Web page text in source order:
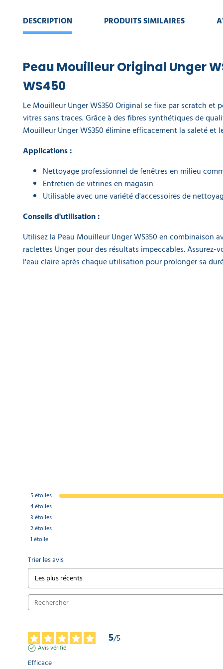
vitre
microfibre
MicroWipe
a partir de
5,42 €
Nettoyant
vitre
Unger 1 L
l'unité
Nettoyant
vitre
concentré
Unger 5 L
l'unité
DESCRIPTION PRODUITS SIMILAIRES
Peau Mouilleur Original Unger
WS450
Le Mouilleur Unger WS350 Original se fixe par scratch et
vitres sans traces. Grâce à des fibres synthétiques de
Mouilleur Unger WS350 élimine efficacement la saleté et
Applications :
Nettoyage professionnel de fenêtres en milieu
Entretien de vitrines en magasin
Utilisable avec une variété d'accessoires de
Conseils d'utilisation :
Utilisez la Peau Mouilleur Unger WS350 en combinaison
raclettes Unger pour des résultats impeccables. Assurez-
l'eau claire après chaque utilisation pour prolonger sa
5étoiles
4étoiles
3 étoiles
2étoiles
1 étoile
Trier les avis
5/5
Avis vérifié
Efficace